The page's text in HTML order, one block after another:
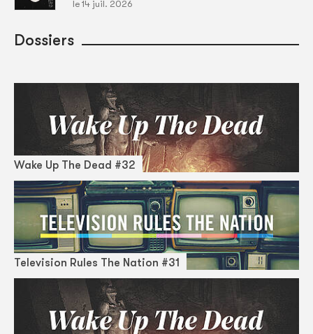
le 14 juil. 2026
Dossiers
Wake Up The Dead #32
Television Rules The Nation #31